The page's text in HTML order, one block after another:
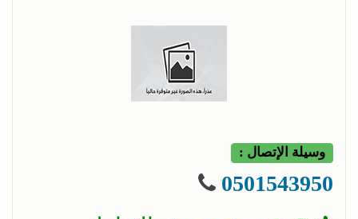
وسيلة الإتصال :
0501543950